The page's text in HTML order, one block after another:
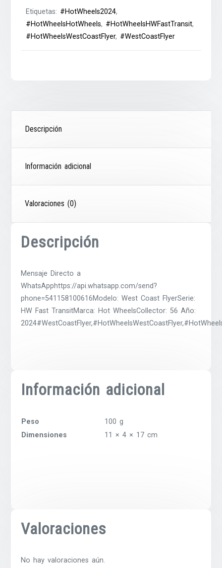
Etiquetas: #HotWheels2024,
#HotWheelsHotWheels, #HotWheelsHWFastTransit,
#HotWheelsWestCoastFlyer, #WestCoastFlyer
Descripción
Información adicional
Valoraciones (0)
Descripción
Mensaje Directo a
WhatsApphttps://api.whatsapp.com/send?
phone=541158100616Modelo: West Coast FlyerSerie:
HW Fast TransitMarca: Hot WheelsCollector: 56 Año:
Información adicional
Peso
100 g
Dimensiones
11 × 4 × 17 cm
Valoraciones
No hay valoraciones aún.